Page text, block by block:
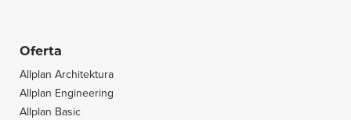
Oferta
Allplan Architektura
Allplan Engineering
Allplan Basic